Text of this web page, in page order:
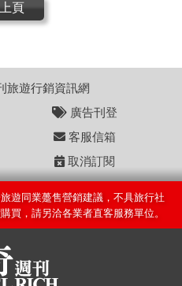
頁
旅遊行銷資訊網
廣告刊登
客服信箱
取消訂閱
遊同業躉售營銷建議，不具旅行社
買，請另洽各業者直客服務單位。